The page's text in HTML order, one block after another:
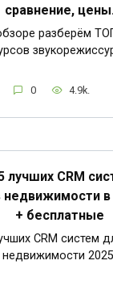
сравнение,
разберём
0 4.9k.
лучших CRM
недвижимости в
+ бесплатные
CRM систем
недвижимости